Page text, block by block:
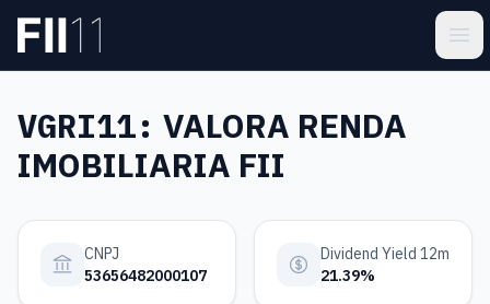
Pular para o conteúdo principal
VGRI11: VALORA RENDA
IMOBILIARIA FII
CNPJ
53656482000107
Dividend Yield 12m
21.39%